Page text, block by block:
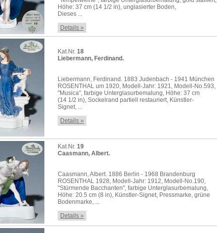
Höhe: 37 cm (14 1/2 in), unglasierter Boden,
Dieses ...
Details »
Kat.Nr. 18
Liebermann, Ferdinand.
Liebermann, Ferdinand. 1883 Judenbach - 1941 München
ROSENTHAL um 1920, Modell-Jahr: 1921, Modell-No.593,
"Musica", farbige Unterglasurbemalung, Höhe: 37 cm
(14 1/2 in), Sockelrand partiell restauriert, Künstler-
Signet, ...
Details »
Kat.Nr. 19
Caasmann, Albert.
Caasmann, Albert. 1886 Berlin - 1968 Brandenburg
ROSENTHAL 1928, Modell-Jahr: 1912, Modell-No.190,
"Stürmende Bacchanten", farbige Unterglasurbemalung,
Höhe: 20.5 cm (8 in), Künstler-Signet, Pressmarke, grüne
Bodenmarke, ...
Details »